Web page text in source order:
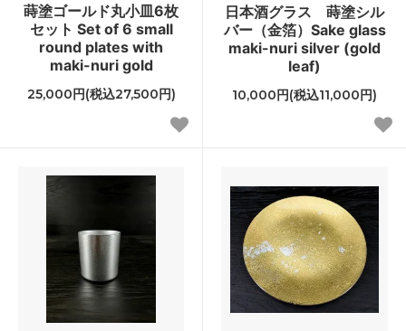
蒔塗ゴールド丸小皿6枚
セット Set of 6 small
round plates with
maki-nuri gold
25,000円(税込27,500円)
日本酒グラス 蒔塗シル
バー（金箔）Sake glass
maki-nuri silver (gold
leaf)
10,000円(税込11,000円)